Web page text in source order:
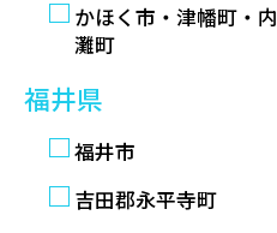
かほく市・津幡町・内
灘町
福井県
福井市
吉田郡永平寺町